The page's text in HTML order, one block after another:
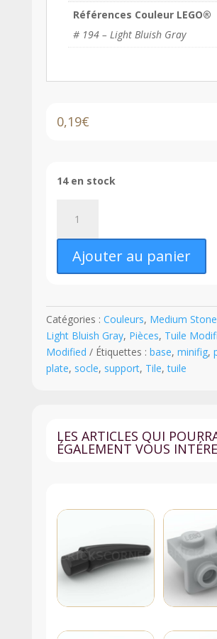
Références Couleur LEGO®
# 194 – Light Bluish Gray
0,19€
14 en stock
LEGO®
Tuile
Modifiée
x
4
une
rangée
de
-
88646
Gray
Ajouter au panier
Catégories : Couleurs, Medium
Light Bluish Gray, Pièces, Tuile
Modified
Étiquettes : base, minifig,
plate, socle, support, Tile,tuile
LES ARTICLES QUI
ÉGALEMENT VOUS